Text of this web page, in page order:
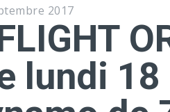
2017
lundi